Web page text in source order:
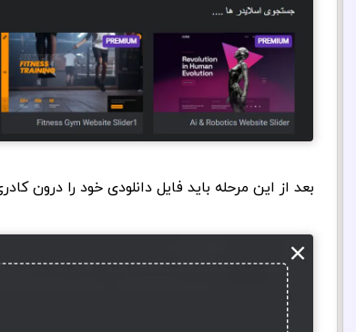
بعد از این مرحله باید فایل دانلودی خود را درون